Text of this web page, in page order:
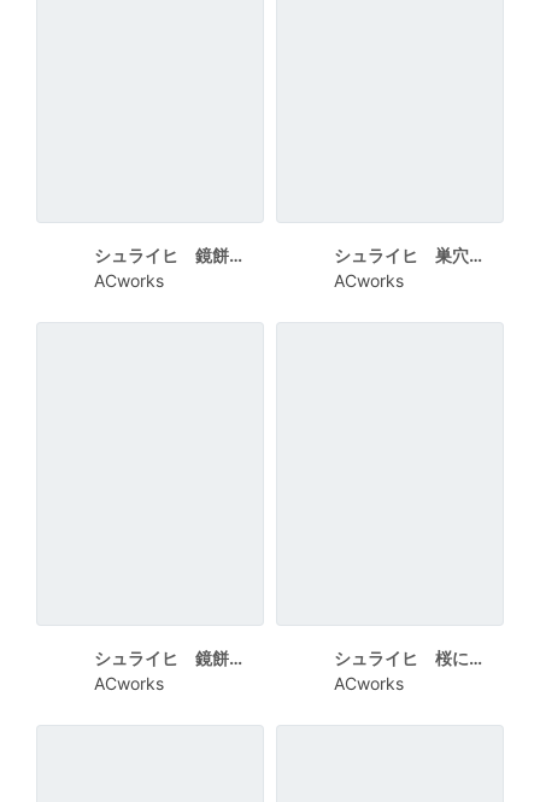
シュライヒ 鏡餅と門松の間にいる2匹のうさぎ 2023
ACworks
シュライヒ 巣穴にいる3匹のうさぎ 白ラインでHAPPY NEW YEAR
ACworks
シュライヒ 鏡餅と並んだ3匹のうさぎ HAPPY NEW YEAR
ACworks
シュライヒ 桜に囲まれた2匹のうさぎ
ACworks